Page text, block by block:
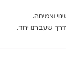
וצמיחה.
שעברנו יחד.